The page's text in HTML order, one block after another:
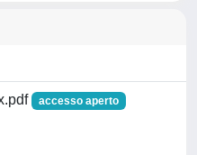
accesso aperto